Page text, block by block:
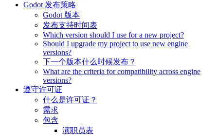
Godot 发布策略
Godot 版本
发布支持时间表
Which version should I use for a new project?
Should I upgrade my project to use new engine
versions?
下一个版本什么时候发布？
What are the criteria for compatibility across engine
versions?
遵守许可证
什么是许可证？
需求
包含
演职员表